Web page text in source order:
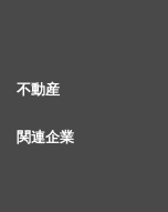
不動産
関連企業